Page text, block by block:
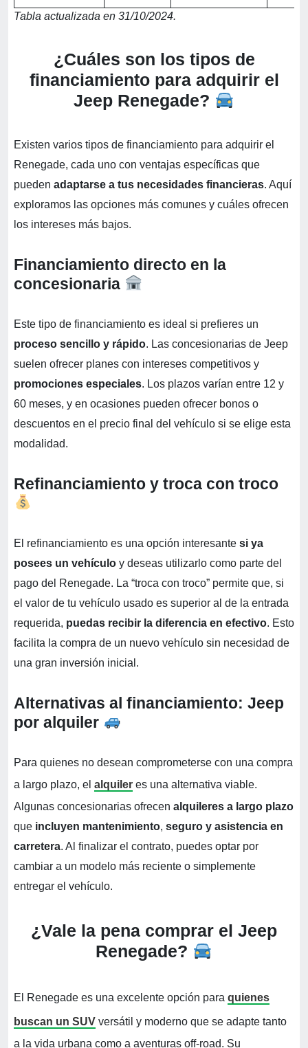
Tabla actualizada en 31/10/2024.
¿Cuáles son los tipos de
financiamiento para adquirir el
Jeep Renegade?
Existen varios tipos de financiamiento para adquirir el
Renegade, cada uno con ventajas específicas que
pueden adaptarse a tus necesidades financieras. Aquí
exploramos las opciones más comunes y cuáles ofrecen
los intereses más bajos.
Financiamiento directo en la
concesionaria
Este tipo de financiamiento es ideal si prefieres un
proceso sencillo y rápido. Las concesionarias de Jeep
suelen ofrecer planes con intereses competitivos y
promociones especiales. Los plazos varían entre 12 y
60 meses, y en ocasiones pueden ofrecer bonos o
descuentos en el precio final del vehículo si se elige esta
modalidad.
Refinanciamiento y troca con troco
El refinanciamiento es una opción interesante si ya
posees un vehículo y deseas utilizarlo como parte del
pago del Renegade. La “troca con troco” permite que, si
el valor de tu vehículo usado es superior al de la entrada
requerida, puedas recibir la diferencia en efectivo. Esto
facilita la compra de un nuevo vehículo sin necesidad de
una gran inversión inicial.
Alternativas al financiamiento: Jeep
por alquiler
Para quienes no desean comprometerse con una compra
a largo plazo, el alquiler es una alternativa viable.
Algunas concesionarias ofrecen alquileres a largo plazo
que incluyen mantenimiento, seguro y asistencia en
carretera. Al finalizar el contrato, puedes optar por
cambiar a un modelo más reciente o simplemente
entregar el vehículo.
¿Vale la pena comprar el Jeep
Renegade?
El Renegade es una excelente opción para quienes
buscan un SUV versátil y moderno que se adapte tanto
a la vida urbana como a aventuras off-road. Su